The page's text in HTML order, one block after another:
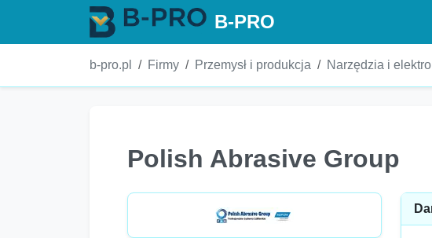
B-PRO
b-pro.pl Firmy Przemysł i produkcja Narzędzia i
Polish Abrasive Group